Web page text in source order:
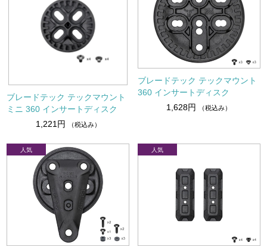
ブレードテック テックマウント
ミニ 360 インサートディスク
1,221円
（税込み）
ブレードテック テックマウント
360 インサートディスク
1,628円
（税込み）